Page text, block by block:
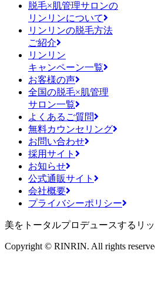
脱毛×肌管理サロンの
リンリンについて
リンリンの脱毛方法
ご紹介
リンリン
キャンペーン一覧
お客様の声
全国の脱毛×肌管理
サロン一覧
よくあるご質問
無料カウンセリング
お問い合わせ
採用サイト
お知らせ
公式通販サイト
会社概要
プライバシーポリシー
美をトータルプロデュースするリ
Copyright © RINRIN. All rights